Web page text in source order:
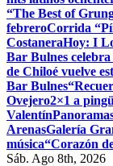
“The Best of
febreroCorrida
CostaneraHoy: I
Bar Bulnes
de Chiloé vuelve
Bar Bulnes
Ovejero2×1 a
Valentín
ArenasGalería
música“Corazón
Sáb. Ago 8th, 2026